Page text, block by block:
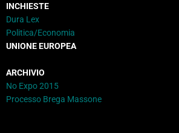
INCHIESTE
Dura Lex
Politica/Economia
UNIONE EUROPEA
ARCHIVIO
No Expo 2015
Processo Brega Massone